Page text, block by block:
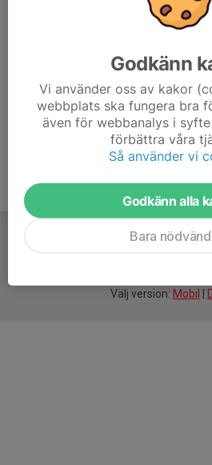
Välj version: Mobil
Godkänn
Vi använder oss av kakor
webbplats ska fungera bra
även för webbanalys i
förbättra våra
Så använder vi
Godkänn alla
Bara